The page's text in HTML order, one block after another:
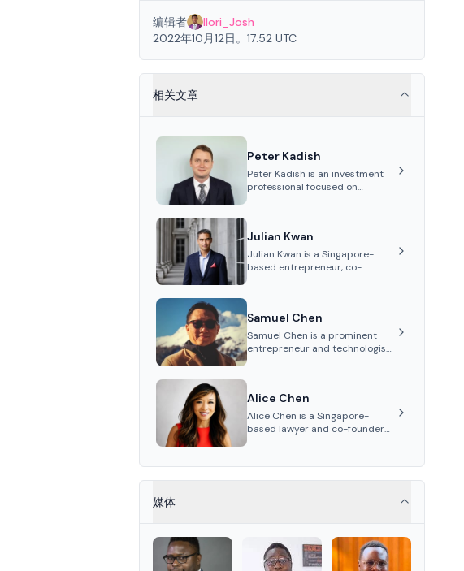
编辑者
Ilori_Josh
2022年10月12日。17:52 UTC
相关文章
Peter Kadish
Peter Kadish is an investment
professional focused on
LynxCap Investments, DDM
Holding, and RUSNANO, with a
career spanning Switzerland
Julian Kwan
Julian Kwan is a Singapore-
based entrepreneur, co-
blockchain, focusing on
tokenization of real-world
assets.
Samuel Chen
Samuel Chen is a prominent
entrepreneur and technologist
the Disruption Lab at the
University of Illinois' Gies
College of Business.
Alice Chen
Alice Chen is a Singapore-
based lawyer and co-founder
assets, and fintech. She has
worked with firms like Skadden
媒体